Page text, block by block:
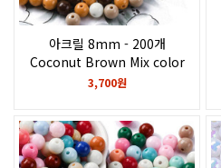
아크릴 8mm - 200개
Coconut Brown Mix color
3,700원